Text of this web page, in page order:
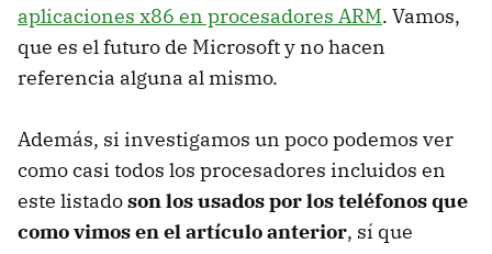
aplicaciones x86 en procesadores ARM. Vamos,
que es el futuro de Microsoft y no hacen
referencia alguna al mismo.
Además, si investigamos un poco podemos ver
como casi todos los procesadores incluidos en
este listadoson los usados por los teléfonos que
como vimos en el artículo anterior, sí que